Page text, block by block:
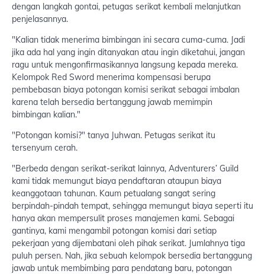
dengan langkah gontai, petugas serikat kembali melanjutkan
penjelasannya.
"Kalian tidak menerima bimbingan ini secara cuma-cuma. Jadi
jika ada hal yang ingin ditanyakan atau ingin diketahui, jangan
ragu untuk mengonfirmasikannya langsung kepada mereka.
Kelompok Red Sword menerima kompensasi berupa
pembebasan biaya potongan komisi serikat sebagai imbalan
karena telah bersedia bertanggung jawab memimpin
bimbingan kalian."
"Potongan komisi?" tanya Juhwan. Petugas serikat itu
tersenyum cerah.
"Berbeda dengan serikat-serikat lainnya, Adventurers’ Guild
kami tidak memungut biaya pendaftaran ataupun biaya
keanggotaan tahunan. Kaum petualang sangat sering
berpindah-pindah tempat, sehingga memungut biaya seperti itu
hanya akan mempersulit proses manajemen kami. Sebagai
gantinya, kami mengambil potongan komisi dari setiap
pekerjaan yang dijembatani oleh pihak serikat. Jumlahnya tiga
puluh persen. Nah, jika sebuah kelompok bersedia bertanggung
jawab untuk membimbing para pendatang baru, potongan